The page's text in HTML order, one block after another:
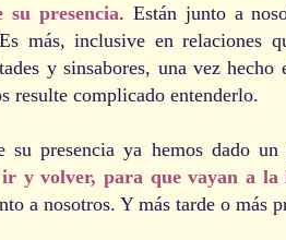
su presencia. Están junto a
más, inclusive en relaciones
y sinsabores, una vez hecho
resulte complicado entenderlo.
su presencia ya hemos dado un
y volver, para que vayan a
a nosotros. Y más tarde o más